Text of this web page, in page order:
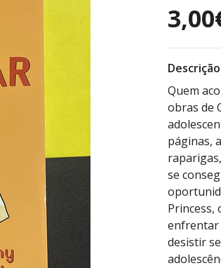
Descrição
Quem
obras de
páginas,
se
Princess,
enfrentar
desistir